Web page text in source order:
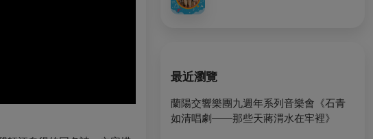
最近瀏覽
蘭陽交響樂團九週年系列音樂會《石青
如清唱劇——那些天蔣渭水在牢裡》